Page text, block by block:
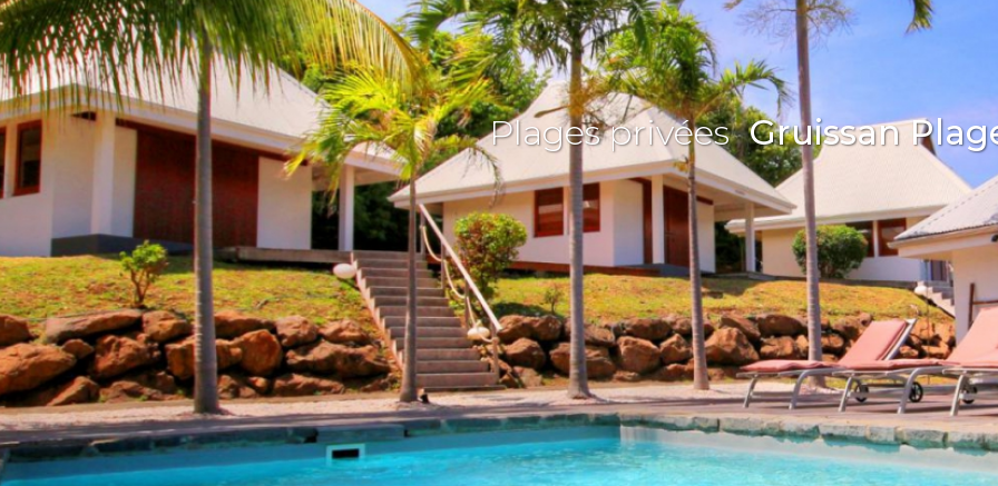
Plages privées Gruissan